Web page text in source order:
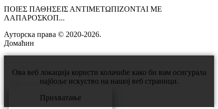
ΠΟΙΕΣ ΠΑΘΗΣΕΙΣ ΑΝΤΙΜΕΤΩΠΙΖΟΝΤΑΙ ΜΕ
ΛΑΠΑΡΟΣΚΟΠ...
Ауторска права © 2020-2026.
Домаћин
Ова веб локација користи колачиће како би вам осигурала
најбоље искуство на нашој веб страници.
Прихватање